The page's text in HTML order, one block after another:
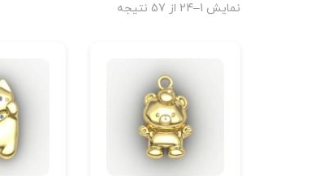
نمایش 1–24 از 57 نتیجه